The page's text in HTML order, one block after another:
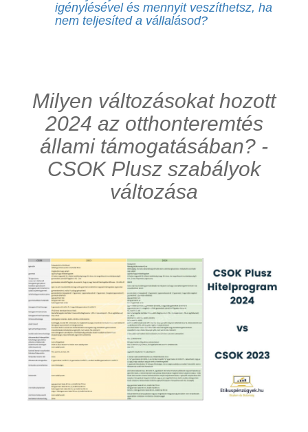
igénylésével és mennyit veszíthetsz, ha
nem teljesíted a vállalásod?
Milyen változásokat hozott
2024 az otthonteremtés
állami támogatásában? -
CSOK Plusz szabályok
változása